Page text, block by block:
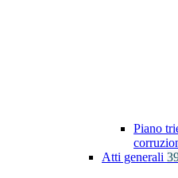
Piano
Atti generali